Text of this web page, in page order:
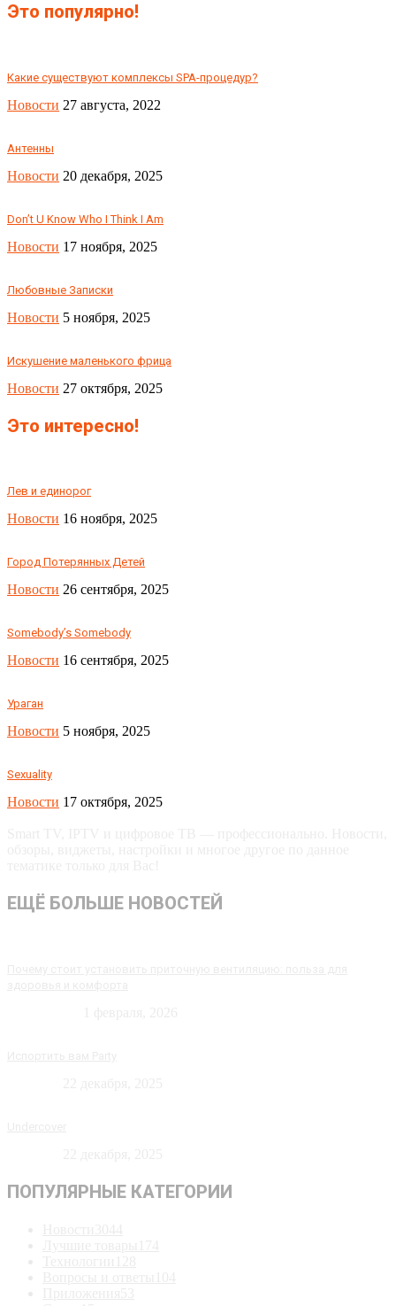
Это популярно!
Какие существуют комплексы SPA-процедур?
Новости 27 августа, 2022
Антенны
Новости 20 декабря, 2025
Don’t U Know Who I Think I Am
Новости 17 ноября, 2025
Любовные Записки
Новости 5 ноября, 2025
Искушение маленького фрица
Новости 27 октября, 2025
Это интересно!
Лев и единорог
Новости 16 ноября, 2025
Город Потерянных Детей
Новости 26 сентября, 2025
Somebody’s Somebody
Новости 16 сентября, 2025
Ураган
Новости 5 ноября, 2025
Sexuality
Новости 17 октября, 2025
ЕЩЁ БОЛЬШЕ НОВОСТЕЙ
ПОПУЛЯРНЫЕ КАТЕГОРИИ